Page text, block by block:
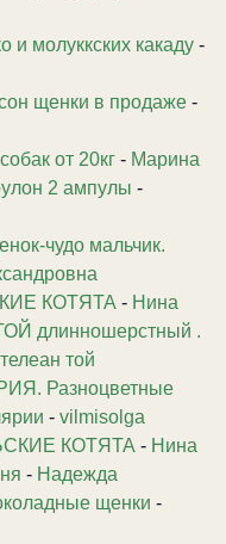
и молуккских какаду -
щенки в продаже -
от 20кг - Марина
2 ампулы -
чудо мальчик.
КОТЯТА - Нина
длинношерстный .
той
Разноцветные
- vilmisolga
КОТЯТА - Нина
- Надежда
щенки -